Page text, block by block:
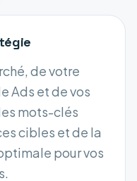
de votre
Ads et de vos
mots-clés
cibles et de la
pour vos